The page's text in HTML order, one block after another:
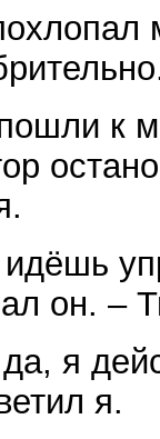
к
он. –
я
я.